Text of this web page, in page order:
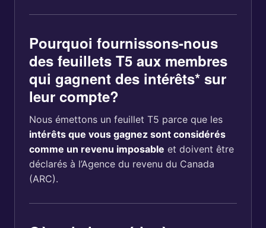
Pourquoi fournissons-nous
des feuillets T5 aux membres
qui gagnent des intérêts* sur
leur compte?
Nous émettons un feuillet T5 parce que les
intérêts que vous gagnez sont considérés
comme un revenu imposable et doivent être
déclarés à l’Agence du revenu du Canada
(ARC).